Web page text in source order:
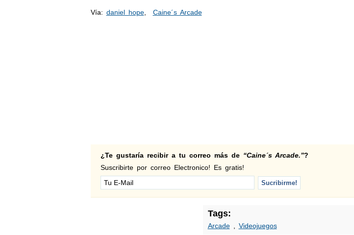
Vía: daniel hope, Caine´s Arcade
¿Te gustaría recibir a tu correo más de “Caine´s Arcade.”?
Suscribirte por correo Electronico! Es gratis!
Tags:
Arcade, Videojuegos